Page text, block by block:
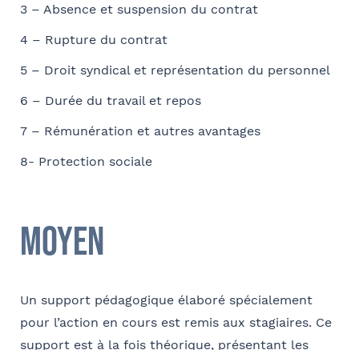
3 – Absence et suspension du contrat
4 – Rupture du contrat
5 – Droit syndical et représentation du personnel
6 – Durée du travail et repos
7 – Rémunération et autres avantages
8- Protection sociale
Moyen
Un support pédagogique élaboré spécialement
pour l’action en cours est remis aux stagiaires. Ce
support est à la fois théorique, présentant les
Commentaire - FACULTATIF